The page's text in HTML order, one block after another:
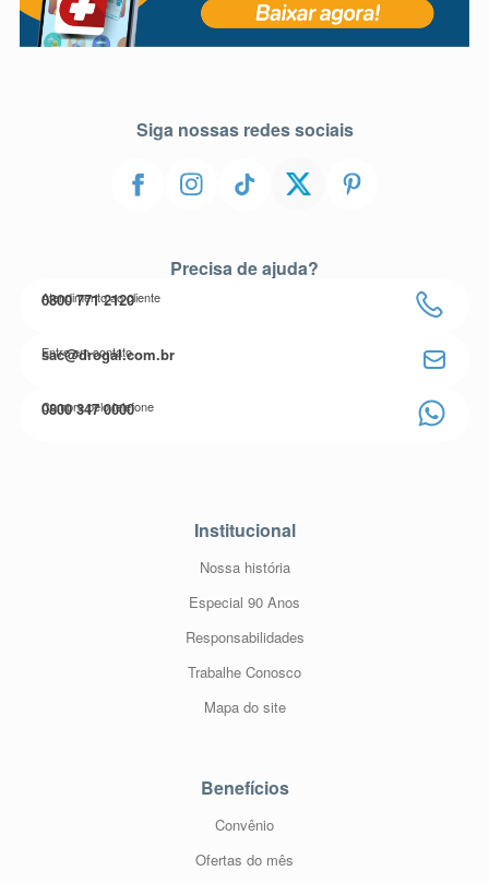
Siga nossas redes sociais
Precisa de ajuda?
Atendimento ao cliente
0800 771 2120
Entre em contato
sac@drogal.com.br
Compre pelo telefone
0800 347 0000
Institucional
Nossa história
Especial 90 Anos
Responsabilidades
Trabalhe Conosco
Mapa do site
Benefícios
Convênio
Ofertas do mês